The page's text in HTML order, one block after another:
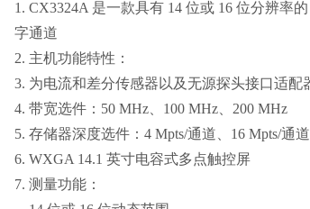
1. CX3324A 是一款具有 14 位或 16 位分辨率
字通道
2. 主机功能特性：
3. 为电流和差分传感器以及无源探头接口适配
4. 带宽选件：50 MHz、100 MHz、200 MHz
5. 存储器深度选件：4 Mpts/通道、16 Mpts/通
6. WXGA 14.1 英寸电容式多点触控屏
7. 测量功能：